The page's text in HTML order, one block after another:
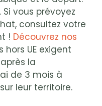
vous prévoyez
consultez votre
! Découvrez nos
hors UE exigent
la
de 3 mois à
leur territoire.